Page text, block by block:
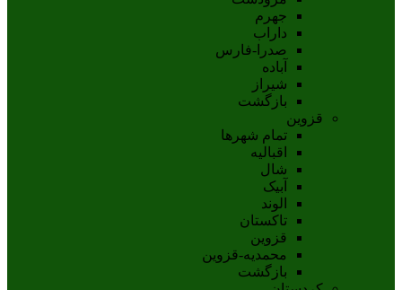
جهرم
داراب
صدرا-فارس
آباده
شيراز
بازگشت
قزوین
تمام شهر‌ها
اقبالیه
شال
آبيک
الوند
تاکستان
قزوين
محمديه-قزوين
بازگشت